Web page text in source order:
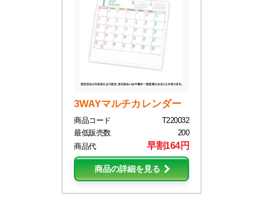
3WAYマルチカレンダー
商品コード
T220032
最低販売数
200
商品代
早割164円
商品の詳細を見る